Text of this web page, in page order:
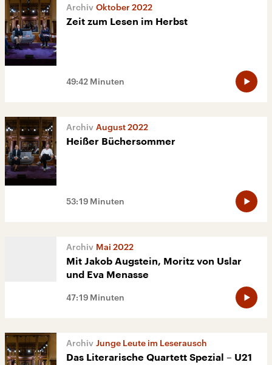
Oktober 2022
Zeit zum Lesen im Herbst
49:42 Minuten
August 2022
Heißer Büchersommer
53:19 Minuten
Mai 2022
Mit Jakob Augstein, Moritz von Uslar
und Eva Menasse
47:19 Minuten
Junge Leute im Leserausch
Das Literarische Quartett Spezial – U21